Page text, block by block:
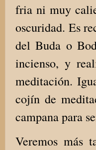
fria ni muy
oscuridad. Es
del Buda o
incienso, y
meditación.
cojín de
campana para
Veremos más